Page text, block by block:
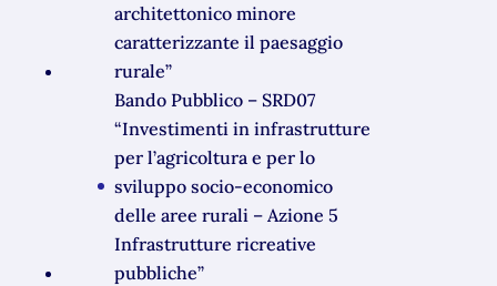
architettonico minore
caratterizzante il paesaggio
rurale”
Bando Pubblico – SRD07
“Investimenti in infrastrutture
per l’agricoltura e per lo
sviluppo socio-economico
delle aree rurali – Azione 5
Infrastrutture ricreative
pubbliche”